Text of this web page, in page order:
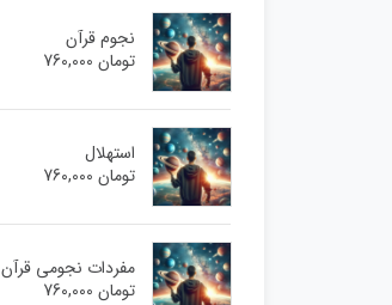
نجوم قرآن
تومان
استهلال
تومان
مفردات نجومی قرآن
تومان